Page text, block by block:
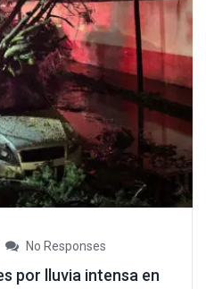
No Responses
por lluvia intensa en